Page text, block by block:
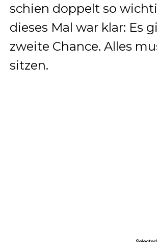
schien doppelt so
dieses Mal war klar: Es
zweite Chance. Alles
sitzen.